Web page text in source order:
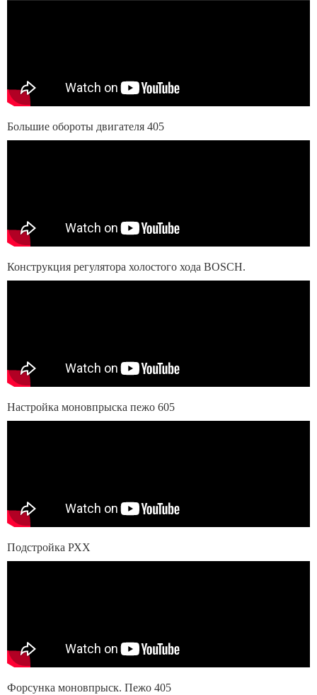
Большие обороты двигателя 405
Конструкция регулятора холостого хода BOSCH.
Настройка моновпрыска пежо 605
Подстройка РХХ
Форсунка моновпрыск. Пежо 405